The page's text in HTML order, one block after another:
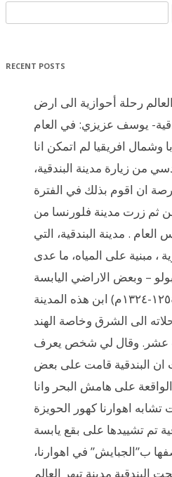
RECENT POSTS
رحلة أحوازية الى ارض
يوسف عزيزي: في العام
وشمال افريقيا لم اتمكن انا
من زيارة مدينة البندقية،
ان اقوم بذلك في الفترة
٢٠٢٢، ومن ثم زرت مدينة فلورنسا من
العام . مدينة البندقية، التي
، مبنية على المياه، ما عدى
– وبعض الاراضي اليابسة
المتصلة به. وماركوبولو (١٢٥٤-١٣٢٤م) ابن هذه المدينة
الى الشرق وخاصة الهند
عشر. وقال لي شخص يعرف
ان البندقية قامت على بعض
على هامش البحر وانا
تشابه اهوارنا كهور الحويزة
تم تشييدها على بقع يابسة
ب”الجبايش” في اهوارنا،
البندقية مدينة تبهر العالم